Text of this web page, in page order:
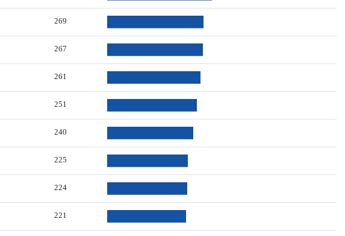
269
267
261
251
240
225
224
221